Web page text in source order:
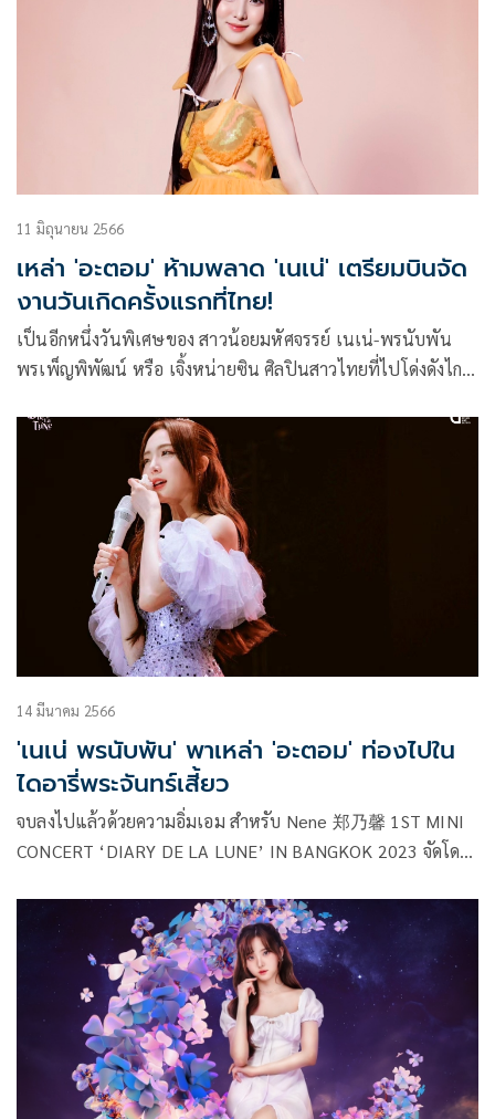
ประเทศไทย (Warner Music Thailand)
11 มิถุนายน 2566
เหล่า 'อะตอม' ห้ามพลาด 'เนเน่' เตรียมบินจัด
งานวันเกิดครั้งแรกที่ไทย!
เป็นอีกหนึ่งวันพิเศษของ สาวน้อยมหัศจรรย์ เนเน่-พรนับพัน
พรเพ็ญพิพัฒน์ หรือ เจิ้งหน่ายซิน ศิลปินสาวไทยที่ไปโด่งดังไกล
มาร่วมสร้างโมเมนต์และความประทับใจในงาน “Nene 1st
Birthday Fan Meeting In Bangkok” ฉลองวันเกิดปีที่ 26 แบบ
เอ็กคลูซีฟเป็นครั้งแรก
14 มีนาคม 2566
'เนเน่ พรนับพัน' พาเหล่า 'อะตอม' ท่องไปใน
ไดอารี่พระจันทร์เสี้ยว
จบลงไปแล้วด้วยความอิ่มเอม สำหรับ Nene 郑乃馨 1ST MINI
CONCERT ‘DIARY DE LA LUNE’ IN BANGKOK 2023 จัดโดย
สร้างสรรค์คอนเทนต์ในรูปแบบต่างๆ (Content creator) มินิ
คอนเสิร์ตเดี่ยวครั้งแรกของ เนเน่-พรนับพัน พรเพ็ญพิพัฒน์